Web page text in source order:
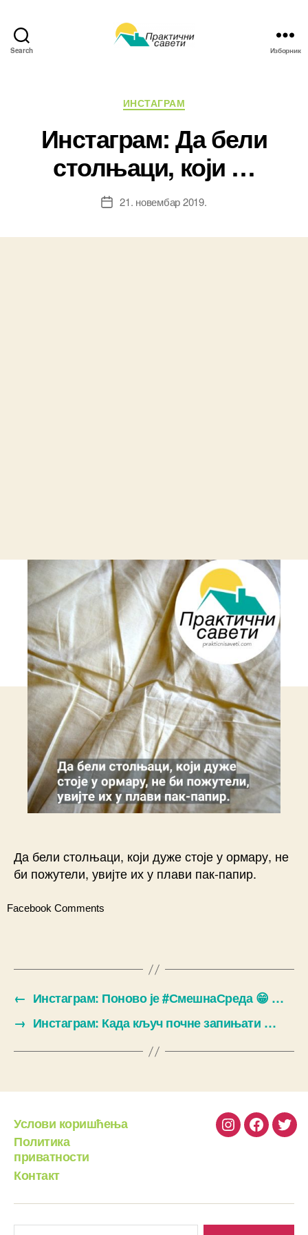
Search Изборник
Категорије
ИНСТАГРАМ
Инстаграм: Да бели
столњаци, који …
Датум21. новембар 2019.
Да бели столњаци, који дуже стоје у ормару, не
би пожутели, увијте их у плави пак-папир.
Facebook Comments
← Инстаграм: Поново је #СмешнаСреда 😁 …
→ Инстаграм: Када кључ почне запињати …
Услови коришћења
Политика
приватности
Контакт
Instagram
Facebook